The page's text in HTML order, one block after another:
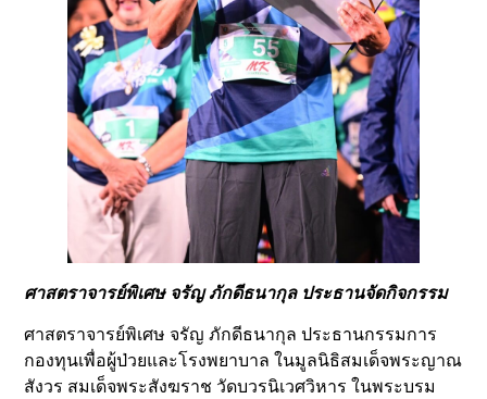
ศาสตราจารย์พิเศษ จรัญ ภักดีธนากุล ประธานจัดกิจกรรม
ศาสตราจารย์พิเศษ จรัญ ภักดีธนากุล ประธานกรรมการ
กองทุนเพื่อผู้ป่วยและโรงพยาบาล ในมูลนิธิสมเด็จพระญาณ
สังวร สมเด็จพระสังฆราช วัดบวรนิเวศวิหาร ในพระบรม